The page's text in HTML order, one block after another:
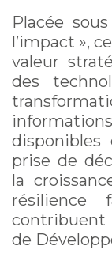
Placée
l’impact »,
valeur
des
prise de
la
résilience
contribuent
de